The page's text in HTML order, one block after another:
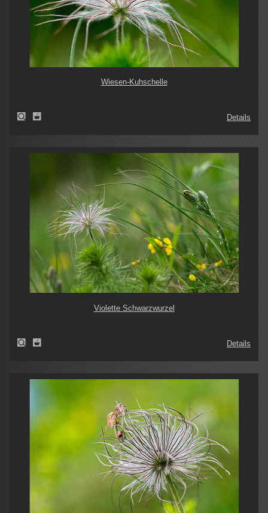
Wiesen-Kuhschelle
Details
Violette Schwarzwurzel
Details